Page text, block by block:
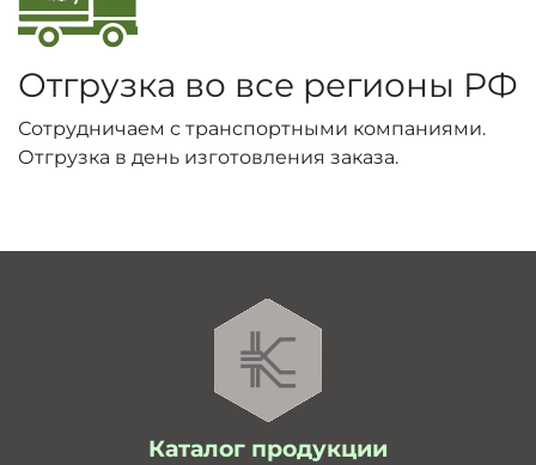
Отгрузка во все регионы РФ
Сотрудничаем с транспортными компаниями.
Отгрузка в день изготовления заказа.
Каталог продукции